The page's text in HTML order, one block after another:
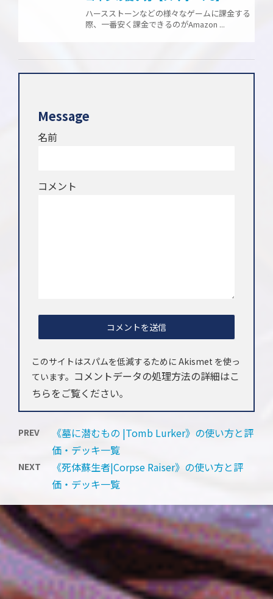
ハースストーンなどの様々なゲームに課金する
際、一番安く課金できるのがAmazon ...
Message
名前
コメント
このサイトはスパムを低減するために Akismet を使っ
ています。 コメントデータの処理方法の詳細はこ
ちらをご覧ください。
PREV
《墓に潜むもの |Tomb Lurker》の使い方と評
価・デッキ一覧
NEXT
《死体蘇生者|Corpse Raiser》の使い方と評
価・デッキ一覧